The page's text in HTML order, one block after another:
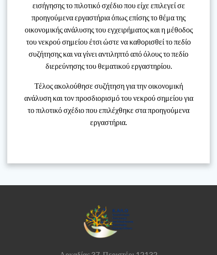
εισήγησης το πιλοτικό σχέδιο που είχε επιλεγεί σε
προηγούμενα εργαστήρια όπως επίσης το θέμα της
οικονομικής ανάλυσης του εγχειρήματος και η μέθοδος
του νεκρού σημείου έτσι ώστε να καθορισθεί το πεδίο
συζήτησης και να γίνει αντιληπτό από όλους το πεδίο
διερεύνησης του θεματικού εργαστηρίου.
Τέλος ακολούθησε συζήτηση για την οικονομική
ανάλυση και τον προσδιορισμό του νεκρού σημείου για
το πιλοτικό σχέδιο που επιλέχθηκε στα προηγούμενα
εργαστήρια.